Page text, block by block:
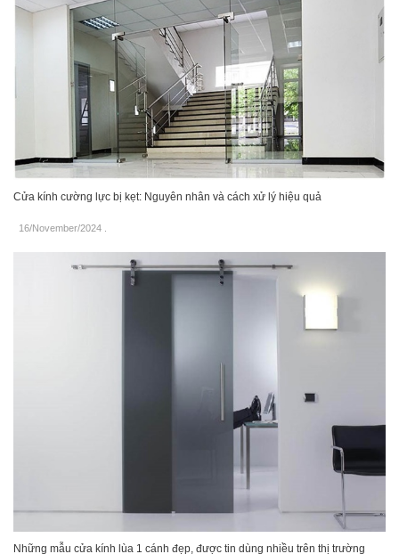
Cửa kính cường lực bị kẹt: Nguyên nhân và cách xử lý hiệu quả
16/November/2024
Những mẫu cửa kính lùa 1 cánh đẹp, được tin dùng nhiều trên thị trường